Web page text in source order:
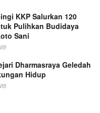
KKP Salurkan 120
Pulihkan Budidaya
Sani
Dharmasraya Geledah
Hidup